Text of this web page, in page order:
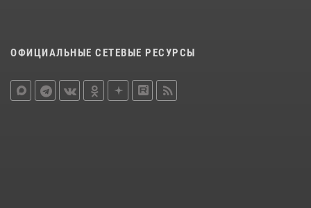
ОФИЦИАЛЬНЫЕ СЕТЕВЫЕ РЕСУРСЫ